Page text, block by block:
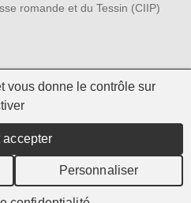
romande et du Tessin (CIIP)
vous donne le contrôle sur
accepter
Personnaliser